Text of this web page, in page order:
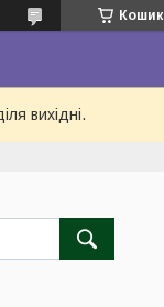
Кошик
вихідні.